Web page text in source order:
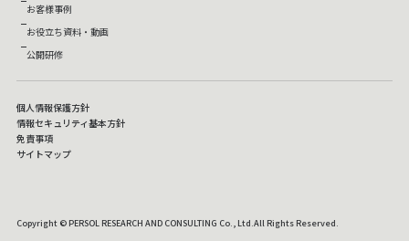
お客様事例
お役立ち資料・動画
公開研修
Copyright © PERSOL RESEARCH AND CONSULTING Co., Ltd.All Rights Reserved.
個人情報保護方針
情報セキュリティ基本方針
免責事項
サイトマップ